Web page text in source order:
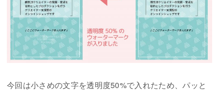
今回は小さめの文字を透明度50%で入れたため、パッと